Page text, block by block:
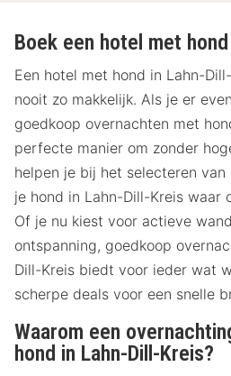
Boek een hotel met
Een hotel met hond in Lahn-
nooit zo makkelijk. Als je er
goedkoop overnachten met
perfecte manier om zonder
helpen je bij het selecteren
je hond in Lahn-Dill-Kreis waar
Of je nu kiest voor actieve
ontspanning, goedkoop
Dill-Kreis biedt voor ieder wat
scherpe deals voor een snelle
Waarom een
hond in Lahn-Dill-Kreis?